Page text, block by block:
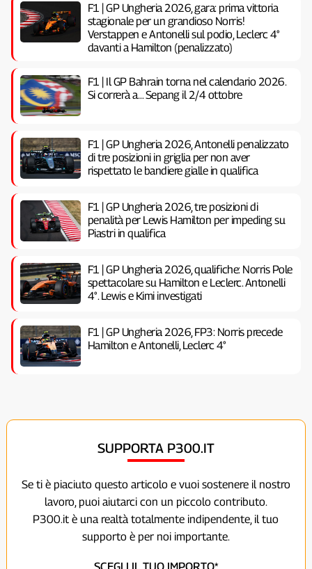
F1 | GP Ungheria 2026, gara: prima vittoria
stagionale per un grandioso Norris!
Verstappen e Antonelli sul podio, Leclerc 4°
davanti a Hamilton (penalizzato)
F1 | Il GP Bahrain torna nel calendario 2026.
Si correrà a… Sepang il 2/4 ottobre
F1 | GP Ungheria 2026, Antonelli penalizzato
di tre posizioni in griglia per non aver
rispettato le bandiere gialle in qualifica
F1 | GP Ungheria 2026, tre posizioni di
penalità per Lewis Hamilton per impeding su
Piastri in qualifica
F1 | GP Ungheria 2026, qualifiche: Norris Pole
spettacolare su Hamilton e Leclerc. Antonelli
4°. Lewis e Kimi investigati
F1 | GP Ungheria 2026, FP3: Norris precede
Hamilton e Antonelli, Leclerc 4°
SUPPORTA P300.IT
Se ti è piaciuto questo articolo e vuoi sostenere il nostro
lavoro, puoi aiutarci con un piccolo contributo.
P300.it è una realtà totalmente indipendente, il tuo
supporto è per noi importante.